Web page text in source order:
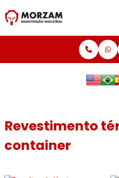
Revestimento
container